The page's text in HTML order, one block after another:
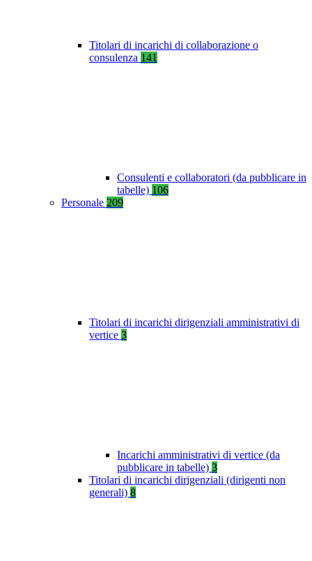
Titolari di incarichi di collaborazione o
consulenza 141
Consulenti e collaboratori (da pubblicare in
tabelle) 106
Personale 209
Titolari di incarichi dirigenziali amministrativi di
vertice 3
Incarichi amministrativi di vertice (da
pubblicare in tabelle) 3
Titolari di incarichi dirigenziali (dirigenti non
generali) 8